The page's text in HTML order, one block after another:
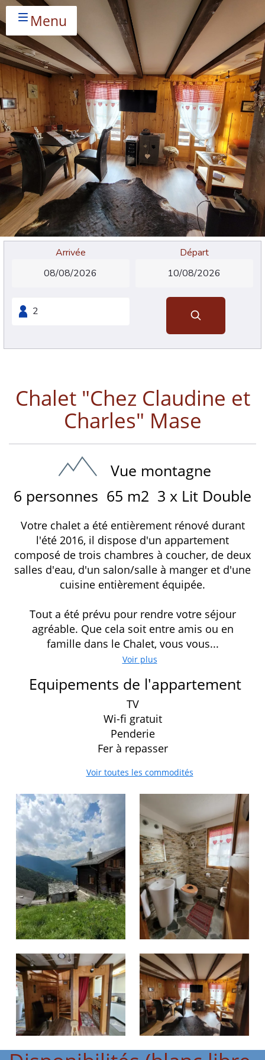
Menu
Arrivée Départ
Chalet "Chez Claudine et
Charles" Mase
Vue montagne
6 personnes 65 m2 3 x Lit Double
Votre chalet a été entièrement rénové durant
l'été 2016, il dispose d'un appartement
composé de trois chambres à coucher, de deux
salles d'eau, d'un salon/salle à manger et d'une
cuisine entièrement équipée.
Tout a été prévu pour rendre votre séjour
agréable. Que cela soit entre amis ou en
famille dans le Chalet, vous vous...
Voir plus
Equipements de l'appartement
TV
Wi-fi gratuit
Penderie
Fer à repasser
Voir toutes les commodités